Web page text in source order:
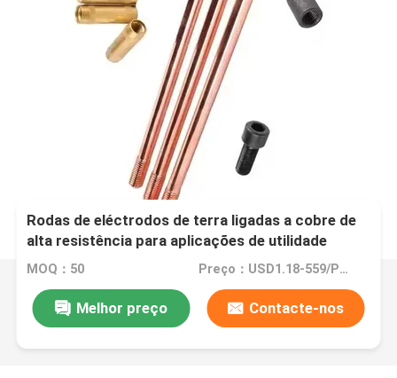
Rodas de eléctrodos de terra ligadas a cobre de
alta resistência para aplicações de utilidade
pública
MOQ：50 Preço：USD1.18-559/PCS
Melhor preço Contacte-nos